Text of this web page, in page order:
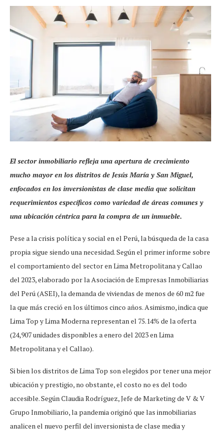
El sector inmobiliario refleja una apertura de crecimiento
mucho mayor en los distritos de Jesús María y San Miguel,
enfocados en los inversionistas de clase media que solicitan
requerimientos específicos como variedad de áreas comunes y
una ubicación céntrica para la compra de un inmueble.
Pese a la crisis política y social en el Perú, la búsqueda de la casa
propia sigue siendo una necesidad. Según el primer informe sobre
el comportamiento del sector en Lima Metropolitana y Callao
del 2023, elaborado por la Asociación de Empresas Inmobiliarias
del Perú (ASEI), la demanda de viviendas de menos de 60 m2 fue
la que más creció en los últimos cinco años. Asimismo, indica que
Lima Top y Lima Moderna representan el 75.14% de la oferta
(24,907 unidades disponibles a enero del 2023 en Lima
Metropolitana y el Callao).
Si bien los distritos de Lima Top son elegidos por tener una mejor
ubicación y prestigio, no obstante, el costo no es del todo
accesible. Según Claudia Rodríguez, Jefe de Marketing de V & V
Grupo Inmobiliario, la pandemia originó que las inmobiliarias
analicen el nuevo perfil del inversionista de clase media y